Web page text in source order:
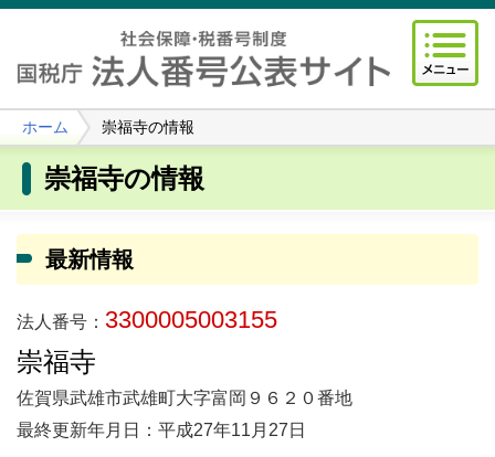
ホーム 崇福寺の情報
崇福寺の情報
最新情報
法人番号： 3300005003155
崇福寺
佐賀県武雄市武雄町大字富岡９６２０番地
最終更新年月日：平成27年11月27日